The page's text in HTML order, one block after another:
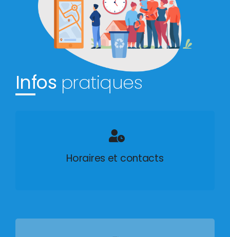
Infos pratiques
Horaires et contacts